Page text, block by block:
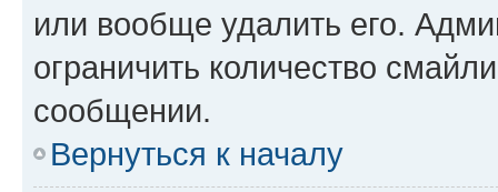
или вообще удалить его.
ограничить количество
сообщении.
Вернуться к началу